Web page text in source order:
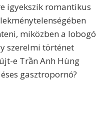
igyekszik romantikus
miközben a lobogó
szerelmi történet
e Trần Anh Hùng
gasztropornó?